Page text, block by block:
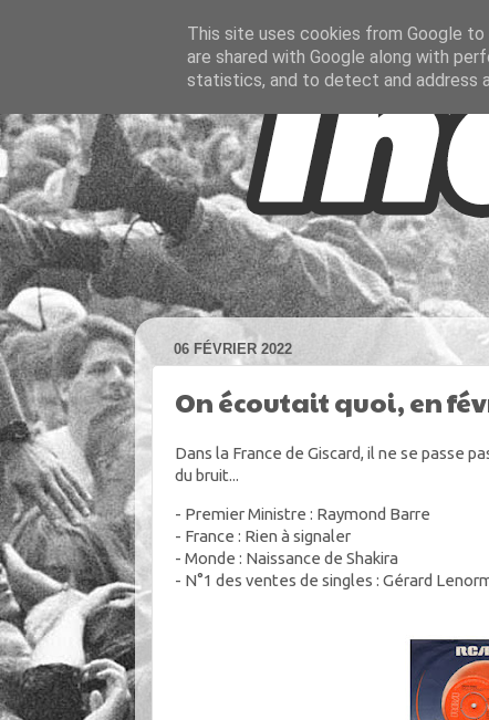
06 FÉVRIER 2022
On écoutait quoi, en
Dans la France de Giscard, il ne se passe
du bruit...
- Premier Ministre : Raymond Barre
- France : Rien à signaler
- Monde : Naissance de Shakira
- N°1 des ventes de singles : Gérard
This site uses cookies from Google
are shared with Google along with
statistics, and to detect and address